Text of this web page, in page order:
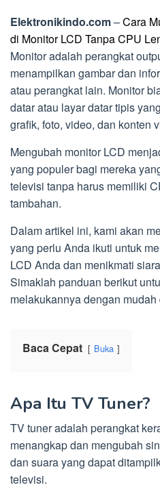
Elektronikindo.com–Cara
di Monitor LCD Tanpa CPU
Monitor adalah perangkat
menampilkan gambar dan
atau perangkat lain. Monitor
datar atau layar datar tipis
grafik, foto, video, dan konten
Mengubah monitor LCD
yang populer bagi mereka
televisi tanpa harus memiliki
tambahan.
Dalam artikel ini, kami akan
yang perlu Anda ikuti untuk
LCD Anda dan menikmati
Simaklah panduan berikut
melakukannya dengan mudah
Baca Cepat Buka
Apa Itu TV Tuner?
TV tuner adalah perangkat
menangkap dan mengubah
dan suara yang dapat
televisi.